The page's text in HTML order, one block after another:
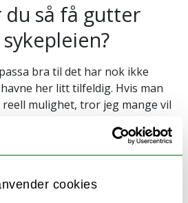
cookies
så få gutter
bra til det har nok ikke
her litt tilfeldig. Hvis man
mulighet, tror jeg mange vil
sosiale på og